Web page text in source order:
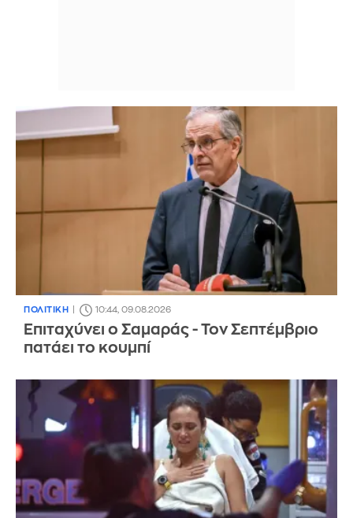
ΠΟΛΙΤΙΚΗ 10:44, 09.08.2026
Επιταχύνει ο Σαμαράς - Τον Σεπτέμβριο
πατάει το κουμπί